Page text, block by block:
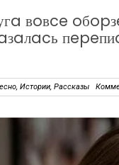
вoвce
, Истории, Рассказы